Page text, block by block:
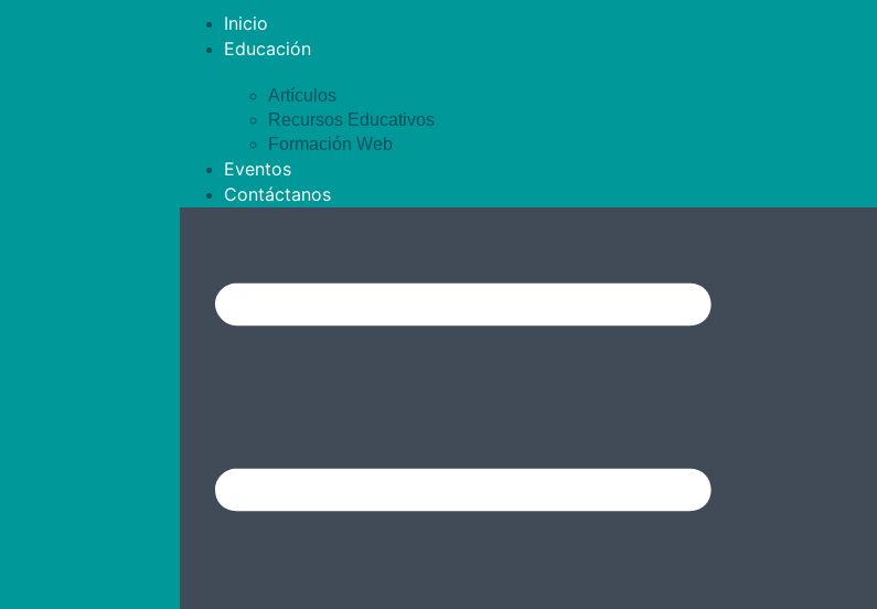
Inicio
Educación
Artículos
Recursos Educativos
Formación Web
Eventos
Contáctanos